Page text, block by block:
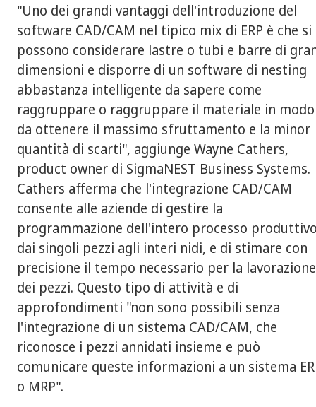
"Uno dei grandi vantaggi dell'introduzione del
software CAD/CAM nel tipico mix di ERP è che si
possono considerare lastre o tubi e barre di
dimensioni e disporre di un software di nesting
abbastanza intelligente da sapere come
raggruppare o raggruppare il materiale in modo
da ottenere il massimo sfruttamento e la minor
quantità di scarti", aggiunge Wayne Cathers,
product owner di SigmaNEST Business Systems.
Cathers afferma che l'integrazione CAD/CAM
consente alle aziende di gestire la
programmazione dell'intero processo
dai singoli pezzi agli interi nidi, e di stimare con
precisione il tempo necessario per la lavorazione
dei pezzi. Questo tipo di attività e di
approfondimenti "non sono possibili senza
l'integrazione di un sistema CAD/CAM, che
riconosce i pezzi annidati insieme e può
comunicare queste informazioni a un sistema
o MRP".